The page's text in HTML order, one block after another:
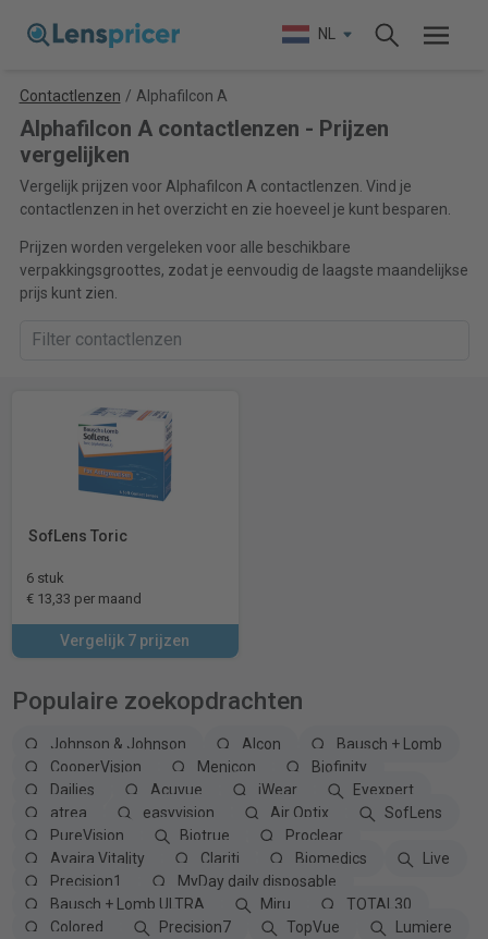
NL
Contactlenzen / Alphafilcon A
Alphafilcon A contactlenzen - Prijzen
vergelijken
Vergelijk prijzen voor Alphafilcon A contactlenzen. Vind je
contactlenzen in het overzicht en zie hoeveel je kunt besparen.
Prijzen worden vergeleken voor alle beschikbare
verpakkingsgroottes, zodat je eenvoudig de laagste maandelijkse
prijs kunt zien.
SofLens Toric
6 stuk
€ 13,33 per maand
Vergelijk 7 prijzen
Populaire zoekopdrachten
Johnson & Johnson Alcon
Bausch + Lomb
CooperVision
Menicon
Biofinity
Dailies
Acuvue iWear
Eyexpert
atrea
easyvision Air Optix
SofLens
PureVision
Biotrue
Proclear
Avaira Vitality
Clariti Biomedics
Live
Precision1
MyDay daily disposable
Bausch + Lomb ULTRA
Miru
TOTAL30
Colored
Precision7 TopVue
Lumiere